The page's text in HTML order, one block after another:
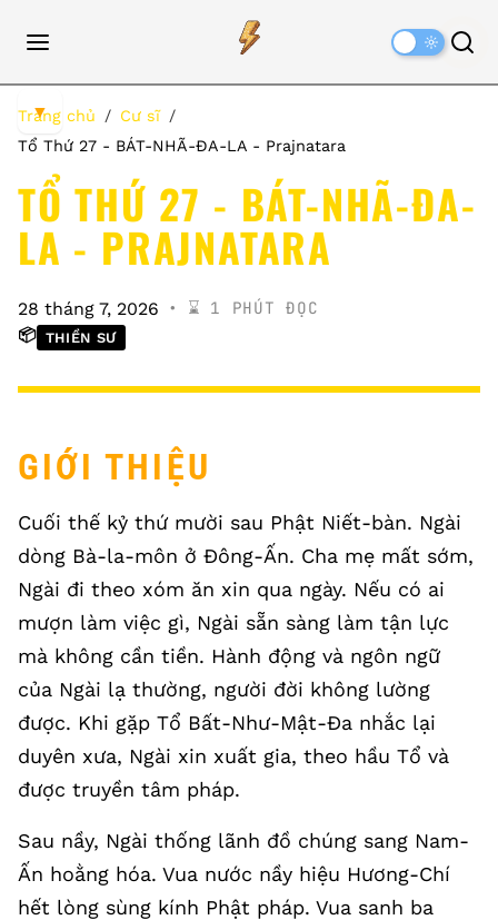
Trang chủ
Cư sĩ
Tổ Thứ 27 - BÁT-NHÃ-ĐA-LA - Prajnatara
TỔ THỨ 27 - BÁT-NHÃ-ĐA-
LA - PRAJNATARA
28 tháng 7, 2026 ⌛️ 1 PHÚT ĐỌC
📦 THIỀN SƯ
GIỚI THIỆU
Cuối thế kỷ thứ mười sau Phật Niết-bàn. Ngài
dòng Bà-la-môn ở Đông-Ấn. Cha mẹ mất sớm,
Ngài đi theo xóm ăn xin qua ngày. Nếu có ai
mượn làm việc gì, Ngài sẵn sàng làm tận lực
mà không cần tiền. Hành động và ngôn ngữ
của Ngài lạ thường, người đời không lường
được. Khi gặp Tổ Bất-Như-Mật-Đa nhắc lại
duyên xưa, Ngài xin xuất gia, theo hầu Tổ và
được truyền tâm pháp.
Sau nầy, Ngài thống lãnh đồ chúng sang Nam-
Ấn hoằng hóa. Vua nước nầy hiệu Hương-Chí
hết lòng sùng kính Phật pháp. Vua sanh ba
▼